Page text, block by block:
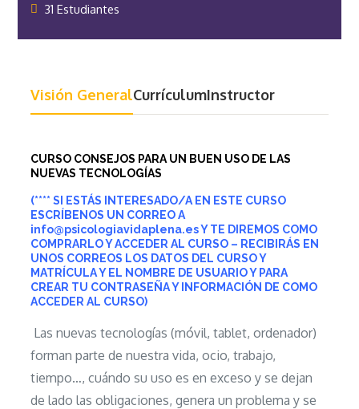
31 Estudiantes
Visión GeneralCurrículumInstructor
CURSO CONSEJOS PARA UN BUEN USO DE LAS
NUEVAS TECNOLOGÍAS
(**** SI ESTÁS INTERESADO/A EN ESTE CURSO
ESCRÍBENOS UN CORREO A
info@psicologiavidaplena.es Y TE DIREMOS COMO
COMPRARLO Y ACCEDER AL CURSO – RECIBIRÁS EN
UNOS CORREOS LOS DATOS DEL CURSO Y
MATRÍCULA Y EL NOMBRE DE USUARIOY PARA
CREAR TU CONTRASEÑAY INFORMACIÓN DE COMO
ACCEDER AL CURSO)
Las nuevas tecnologías (móvil, tablet, ordenador)
forman parte de nuestra vida, ocio, trabajo,
tiempo…, cuándo su uso es en exceso y se dejan
de lado las obligaciones, genera un problema y se